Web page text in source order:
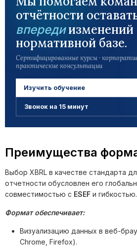
отчётности
впередиизменений
нормативной базе.
Сертифицированные курсы ·
практические консультации
Изучить обучение
Звонок на 15 минут
Преимущества
Выбор XBRL в качестве стандарта
отчетности обусловлен его
совместимостью с ESEF и гибкостью.
Формат обеспечивает:
Визуализацию данных в веб-
Chrome, Firefox).